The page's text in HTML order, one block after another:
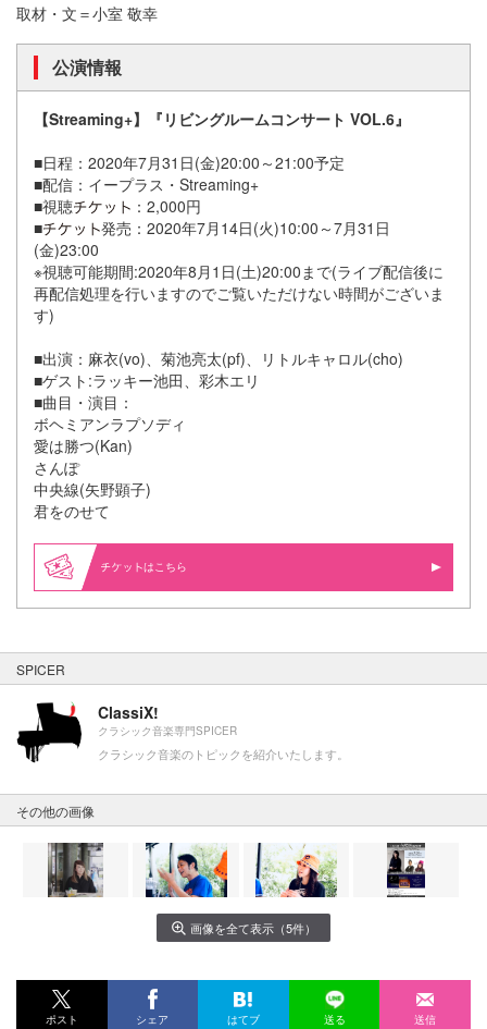
取材・文＝小室 敬幸
公演情報
【Streaming+】『リビングルームコンサート VOL.6』
■日程：2020年7月31日(金)20:00～21:00予定
■配信：イープラス・Streaming+
■視聴
：2,000円
■
発売：2020年7月14日(火)10:00～7月31日
(金)23:00
※視聴可能期間:2020年8月1日(土)20:00まで(ライブ配信後に
再配信処理を行いますのでご覧いただけない時間がございま
す)
■出演：麻衣(vo)、菊池亮太(pf)、リトルキャロル(cho)
■ゲスト:ラッキー池田、彩木エリ
■曲目・演目：
ボヘミアンラプソディ
愛は勝つ(Kan)
さんぽ
中央線(矢野顕子)
君をのせて
はこちら
SPICER
ClassiX!
クラシック音楽専門SPICER
クラシック音楽のトピックを紹介いたします。
その他の画像
画像を全て表示（5件）
ポスト シェア はてブ 送る 送信